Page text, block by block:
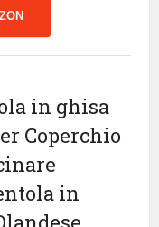
in ghisa
Coperchio
in